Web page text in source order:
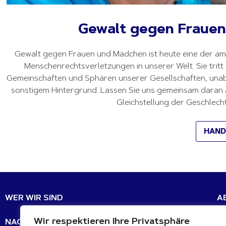
Wir respektieren Ihre Privatsphäre
Gewalt gegen
Gewalt gegen Frauen und Mädchen ist heute eine der
Menschenrechtsverletzungen in unserer Welt. Sie
Gemeinschaften und Sphären unserer Gesellschaften,
sonstigem Hintergrund. Lassen Sie uns gemeinsam
Gleichstellung der
WER WIR SIND
NACHHALTIGE ENTWICKLUNGSZIELE